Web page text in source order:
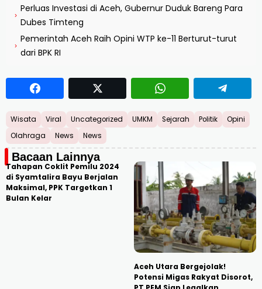
›
Perluas Investasi di Aceh, Gubernur Duduk Bareng Para
Dubes Timteng
›
Pemerintah Aceh Raih Opini WTP ke-11 Berturut-turut
dari BPK RI
Wisata Viral Uncategorized UMKM Sejarah Politik
Opini
Olahraga
News News
Bacaan Lainnya
Tahapan Coklit Pemilu 2024
di Syamtalira Bayu Berjalan
Maksimal, PPK Targetkan 1
Bulan Kelar
Aceh Utara Bergejolak!
Potensi Migas Rakyat Disorot,